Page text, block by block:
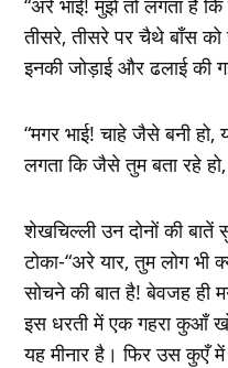
तीसरे, तीसरे पर चैथे बाँस
इनकी जोड़ाई और ढलाई की
“मगर भाई! चाहे जैसे बनी
लगता कि जैसे तुम बता रहे हो,
शेखचिल्ली उन दोनों की बातें
टोका-“अरे यार, तुम लोग भी
सोचने की बात है! बेवजह ही
इस धरती में एक गहरा कुआँ
यह मीनार है। फिर उस कुएँ